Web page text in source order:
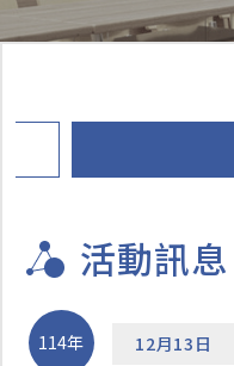
活動訊息
114年 12月13日